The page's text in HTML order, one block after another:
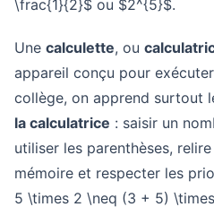
\frac{1}{2}$ ou $2^{5}$.
Une calculette, ou
appareil conçu pour
collège, on apprend surtout
la calculatrice : saisir un
utiliser les parenthèses,
mémoire et respecter les
5 \times 2 \neq (3 + 5)